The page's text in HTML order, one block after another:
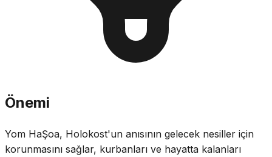
Önemi
Yom HaŞoa, Holokost'un anısının gelecek nesiller için
korunmasını sağlar, kurbanları ve hayatta kalanları